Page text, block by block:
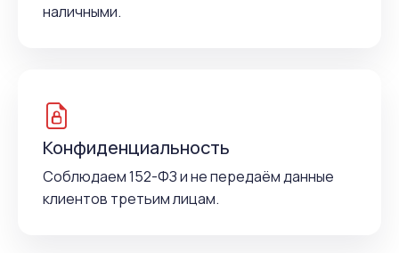
наличными.
Конфиденциальность
Соблюдаем 152-ФЗ и не передаём данные
клиентов третьим лицам.